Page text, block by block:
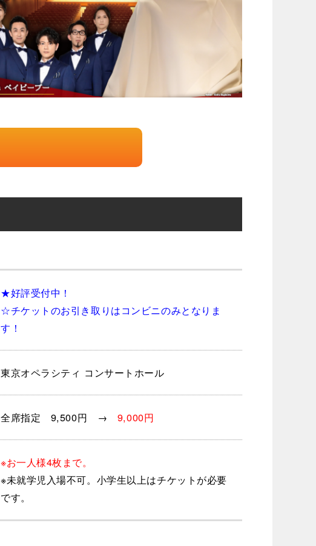
★好評受付中！
☆チケットのお引き取りはコンビニのみとなりま
す！
東京オペラシティ コンサートホール
全席指定 9,500円 → 9,000円
※お一人様4枚まで。
※未就学児入場不可。小学生以上はチケットが必要
です。